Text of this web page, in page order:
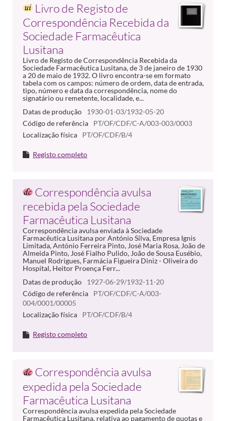
Livro de Registo de
Correspondência Recebida da
Sociedade Farmacêutica
Lusitana
Livro de Registo de Correspondência Recebida da
Sociedade Farmacêutica Lusitana, de 3 de janeiro de 1930
a 20 de maio de 1932. O livro encontra-se em formato
tabela com os campos: número de ordem, data de entrada,
tipo, número e data da correspondência, nome do
signatário ou remetente, localidade, e...
Datas de produção
1930-01-03/1932-05-20
Código de referência
PT/OF/CDF/C-A/003-003/0003
Localização física
PT/OF/CDF/B/4
Registo completo
Correspondência avulsa
recebida pela Sociedade
Farmacêutica Lusitana
Correspondência avulsa enviada à Sociedade
Farmacêutica Lusitana por António Silva, Empresa Ignis
Limitada, António Ferreira Pinto, José Maria Rosa, João de
Almeida Pinto, José Fialho Pulido, João de Sousa Eusébio,
Manuel Rodrigues, Farmácia Figueira Diniz - Oliveira do
Hospital, Heitor Proença Ferr...
Datas de produção
1927-06-29/1932-11-20
Código de referência
PT/OF/CDF/C-A/003-
004/0001/00005
Localização física
PT/OF/CDF/B/4
Registo completo
Correspondência avulsa
expedida pela Sociedade
Farmacêutica Lusitana
Correspondência avulsa expedida pela Sociedade
Farmacêutica Lusitana, relativa ao pagamento de quotas e